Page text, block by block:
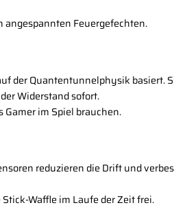
angespannten Feuergefechten.
der Quantentunnelphysik basiert.
Widerstand sofort.
im Spiel brauchen.
reduzieren die Drift und
Waffle im Laufe der Zeit frei.